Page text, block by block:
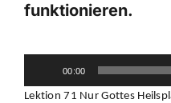
funktionieren.
grösseres
Bild
Audio-
Player
00:00
Lektion 71 Nur Gottes